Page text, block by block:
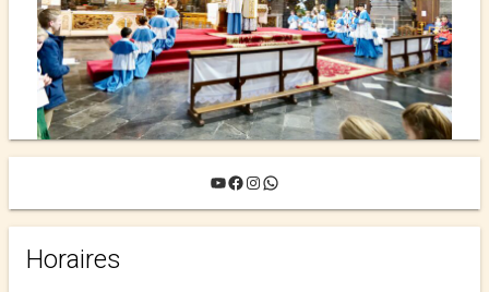
YouTube
Facebook
Instagram
WhatsApp
Horaires